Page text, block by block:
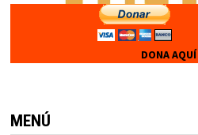
DONA AQUÍ
MENÚ